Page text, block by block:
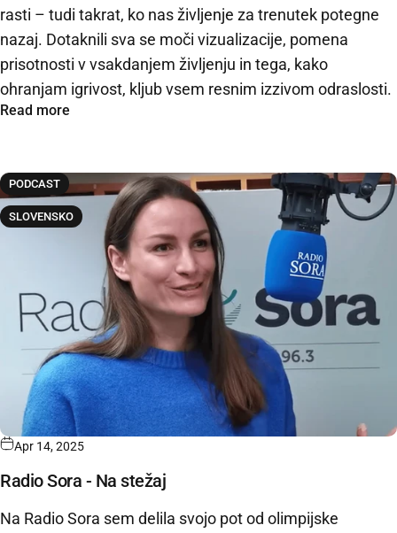
rasti – tudi takrat, ko nas življenje za trenutek potegne
nazaj. Dotaknili sva se moči vizualizacije, pomena
prisotnosti v vsakdanjem življenju in tega, kako
ohranjam igrivost, kljub vsem resnim izzivom odraslosti.
Read more
PODCAST
SLOVENSKO
Apr 14, 2025
Radio Sora - Na stežaj
Na Radio Sora sem delila svojo pot od olimpijske